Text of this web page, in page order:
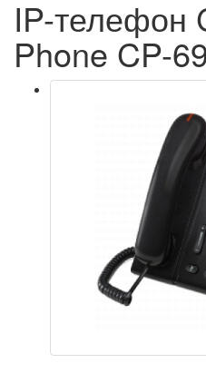
IP-телефон
Phone CP-